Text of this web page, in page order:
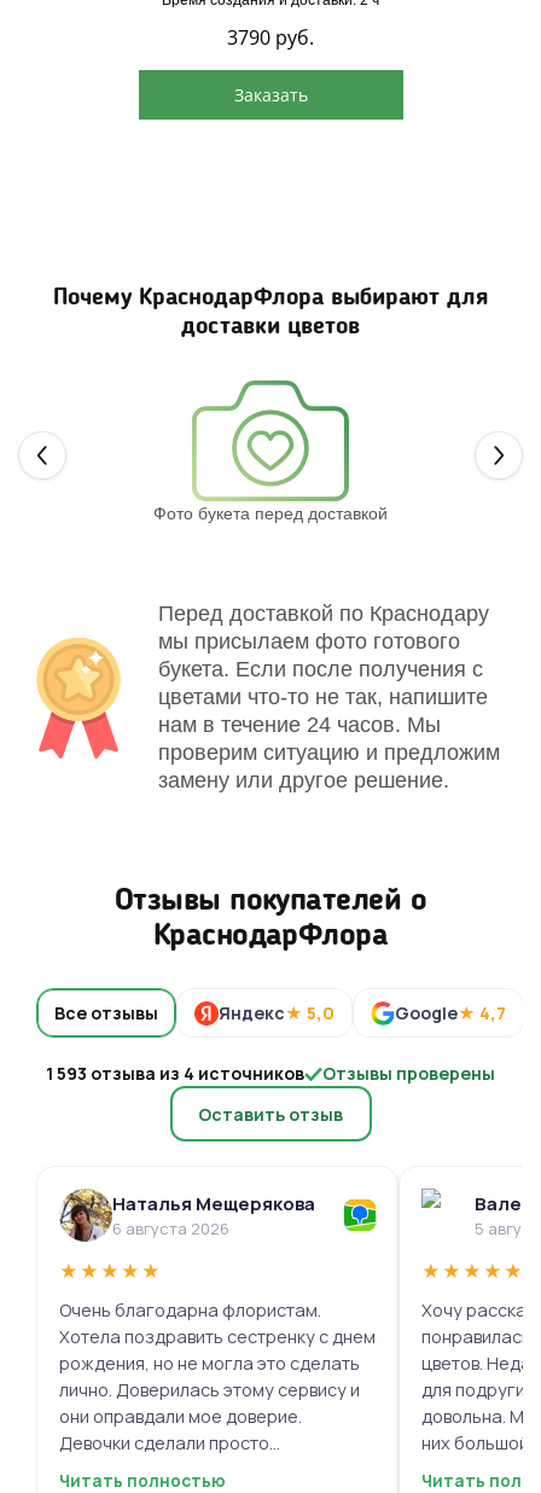
3790 руб.
Заказать
Почему КраснодарФлора выбирают для
доставки цветов
Фото букета перед доставкой
Перед доставкой по Краснодару
мы присылаем фото готового
букета. Если после получения с
цветами что-то не так, напишите
нам в течение 24 часов. Мы
проверим ситуацию и предложим
замену или другое решение.
Отзывы покупателей о
КраснодарФлора
Все отзывы Яндекс★ 5,0 Google★ 4,7
1 593 отзыва из 4 источников
Отзывы проверены
Оставить отзыв
Наталья Мещерякова
6 августа 2026
★★★★★
Очень благодарна флористам.
Хотела поздравить сестренку с днем
рождения, но не могла это сделать
лично. Доверилась этому сервису и
они оправдали мое доверие.
Девочки сделали просто
фантастическую цветочную
Читать полностью
5
★★★★★
Хочу
понравилась
цветов.
для подруги,
довольна.
них большой
композиций,
Читать